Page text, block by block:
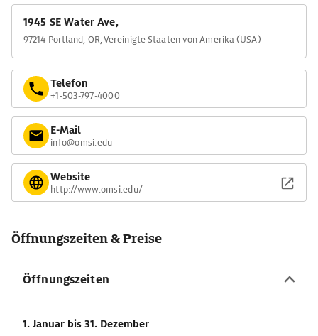
1945 SE Water Ave,
97214 Portland, OR, Vereinigte Staaten von Amerika (USA)
Telefon
+1-503-797-4000
E-Mail
info@omsi.edu
Website
http://www.omsi.edu/
Öffnungszeiten & Preise
Öffnungszeiten
1. Januar bis 31. Dezember